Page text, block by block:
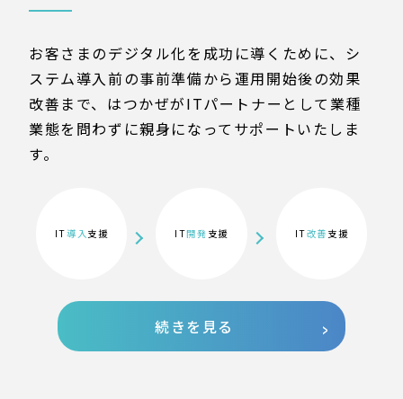
お客さまのデジタル化を成功に導くために、シ
ステム導入前の事前準備から運用開始後の効果
改善まで、はつかぜがITパートナーとして業種
業態を問わずに親身になってサポートいたしま
す。
IT導入 支援 IT開発 支援 IT改善 支援
続きを見る